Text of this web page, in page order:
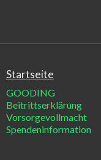
Startseite
GOODING
Beitrittserklärung
Vorsorgevollmacht
Spendeninformation